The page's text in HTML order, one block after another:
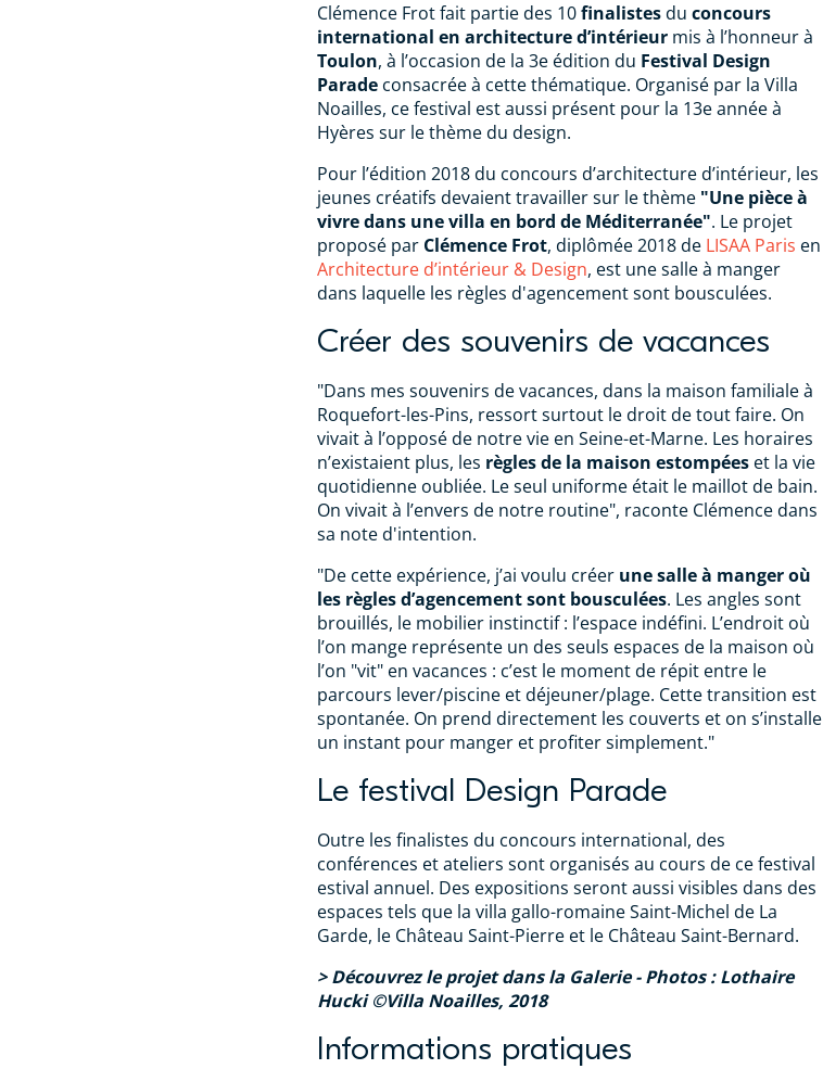
Clémence Frot fait partie des 10finalistesdu concours
international en architecture d’intérieur mis à l’honneur à
Toulon, à l’occasion de la 3e édition du Festival Design
Parade consacrée à cette thématique. Organisé par la Villa
Noailles, ce festival est aussi présent pour la 13e année à
Hyères sur le thème du design.
Pour l’édition 2018 du concours d’architecture d’intérieur, les
jeunes créatifs devaient travailler sur le thème "Une pièce à
vivre dans une villa en bord de Méditerranée". Le projet
proposé par Clémence Frot, diplômée 2018 de LISAA Paris en
Architecture d’intérieur & Design, est une salle à manger
dans laquelle les règles d'agencement sont bousculées.
Créer des souvenirs de vacances
"Dans mes souvenirs de vacances, dans la maison familiale à
Roquefort-les-Pins, ressort surtout le droit de tout faire. On
vivait à l’opposé de notre vie en Seine-et-Marne. Les horaires
n’existaient plus, les règles de la maison estompées et la vie
quotidienne oubliée. Le seul uniforme était le maillot de bain.
On vivait à l’envers de notre routine", raconte Clémence dans
sa note d'intention.
"De cette expérience, j’ai voulu créer une salle à manger où
les règles d’agencement sont bousculées. Les angles sont
brouillés, le mobilier instinctif : l’espace indéfini. L’endroit où
l’on mange représente un des seuls espaces de la maison où
l’on "vit" en vacances : c’est le moment de répit entre le
parcours lever/piscine et déjeuner/plage. Cette transition est
spontanée. On prend directement les couverts et on s’installe
un instant pour manger et profiter simplement."
Le festival Design Parade
Outre les finalistes du concours international, des
conférences et ateliers sont organisés au cours de ce festival
estival annuel. Des expositions seront aussi visibles dans des
espaces tels que la villa gallo-romaine Saint-Michel de La
Garde, le Château Saint-Pierre et le Château Saint-Bernard.
> Découvrez le projet dans la Galerie - Photos : Lothaire
Hucki ©Villa Noailles, 2018
Informations pratiques